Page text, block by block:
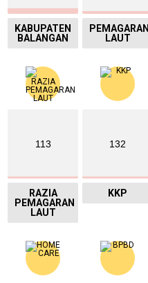
KABUPATEN
BALANGAN
PEMAGARAN
LAUT
113
RAZIA
PEMAGARAN
LAUT
132
KKP